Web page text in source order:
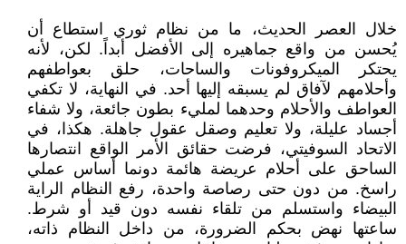
خلال العصر الحديث، ما من نظام ثوري استطاع أن
يُحسن من واقع جماهيره إلى الأفضل أبداً. لكن، لأنه
يحتكر الميكروفونات والساحات، حلق بعواطفهم
وأحلامهم لآفاق لم يسبقه إليها أحد. في النهاية، لا تكفي
العواطف والأحلام وحدهما لمليء بطون جائعة، ولا شفاء
أجساد عليلة، ولا تعليم وصقل عقول جاهلة. هكذا، في
الاتحاد السوفيتي، فرضت حقائق الأمر الواقع انتصارها
الساحق على أحلام عريضة هائمة دونما أساس عملي
راسخ. من دون حتى رصاصة واحدة، رفع النظام الراية
البيضاء واستسلم من تلقاء نفسه دون قيد أو شرط.
ساعتها نهض بحكم الضرورة، من داخل النظام ذاته،